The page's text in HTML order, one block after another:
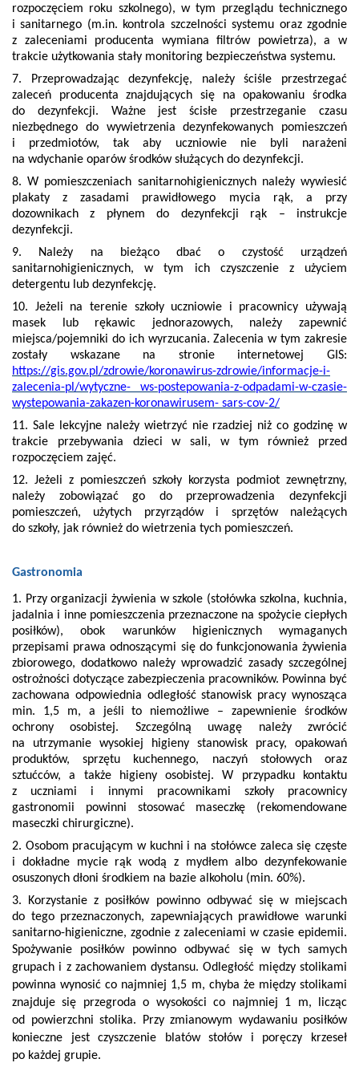
rozpoczęciem roku szkolnego), w tym przeglądu technicznego
i sanitarnego (m.in. kontrola szczelności systemu oraz zgodnie
z zaleceniami producenta wymiana filtrów powietrza), a w
trakcie użytkowania stały monitoring bezpieczeństwa systemu.
7. Przeprowadzając dezynfekcję, należy ściśle przestrzegać
zaleceń producenta znajdujących się na opakowaniu środka
do dezynfekcji. Ważne jest ścisłe przestrzeganie czasu
niezbędnego do wywietrzenia dezynfekowanych pomieszczeń
i przedmiotów, tak aby uczniowie nie byli narażeni
na wdychanie oparów środków służących do dezynfekcji.
8. W pomieszczeniach sanitarnohigienicznych należy wywiesić
plakaty z zasadami prawidłowego mycia rąk, a przy
dozownikach z płynem do dezynfekcji rąk – instrukcje
dezynfekcji.
9. Należy na bieżąco dbać o czystość urządzeń
sanitarnohigienicznych, w tym ich czyszczenie z użyciem
detergentu lub dezynfekcję.
10. Jeżeli na terenie szkoły uczniowie i pracownicy używają
masek lub rękawic jednorazowych, należy zapewnić
miejsca/pojemniki do ich wyrzucania. Zalecenia w tym zakresie
zostały wskazane na stronie internetowej GIS:
https://gis.gov.pl/zdrowie/koronawirus-zdrowie/informacje-i-
zalecenia-pl/wytyczne- ws-postepowania-z-odpadami-w-czasie-
wystepowania-zakazen-koronawirusem- sars-cov-2/
11. Sale lekcyjne należy wietrzyć nie rzadziej niż co godzinę w
trakcie przebywania dzieci w sali, w tym również przed
rozpoczęciem zajęć.
12. Jeżeli z pomieszczeń szkoły korzysta podmiot zewnętrzny,
należy zobowiązać go do przeprowadzenia dezynfekcji
pomieszczeń, użytych przyrządów i sprzętów należących
do szkoły, jak również do wietrzenia tych pomieszczeń.
Gastronomia
1. Przy organizacji żywienia w szkole (stołówka szkolna, kuchnia,
jadalnia i inne pomieszczenia przeznaczone na spożycie ciepłych
posiłków), obok warunków higienicznych wymaganych
przepisami prawa odnoszącymi się do funkcjonowania żywienia
zbiorowego, dodatkowo należy wprowadzić zasady szczególnej
ostrożności dotyczące zabezpieczenia pracowników. Powinna być
zachowana odpowiednia odległość stanowisk pracy wynosząca
min. 1,5 m, a jeśli to niemożliwe – zapewnienie środków
ochrony osobistej. Szczególną uwagę należy zwrócić
na utrzymanie wysokiej higieny stanowisk pracy, opakowań
produktów, sprzętu kuchennego, naczyń stołowych oraz
sztućców, a także higieny osobistej. W przypadku kontaktu
z uczniami i innymi pracownikami szkoły pracownicy
gastronomii powinni stosować maseczkę (rekomendowane
maseczki chirurgiczne).
2. Osobom pracującym w kuchni i na stołówce zaleca się częste
i dokładne mycie rąk wodą z mydłem albo dezynfekowanie
osuszonych dłoni środkiem na bazie alkoholu (min. 60%).
3. Korzystanie z posiłków powinno odbywać się w miejscach
do tego przeznaczonych, zapewniających prawidłowe warunki
sanitarno-higieniczne, zgodnie z zaleceniami w czasie epidemii.
Spożywanie posiłków powinno odbywać się w tych samych
grupach i z zachowaniem dystansu. Odległość między stolikami
powinna wynosić co najmniej 1,5 m, chyba że między stolikami
znajduje się przegroda o wysokości co najmniej 1 m, licząc
od powierzchni stolika. Przy zmianowym wydawaniu posiłków
konieczne jest czyszczenie blatów stołów i poręczy krzeseł
po każdej grupie.